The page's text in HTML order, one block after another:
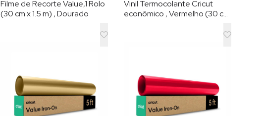
Filme de Recorte Value,1 Rolo
(30 cm x 1.5 m) , Dourado
Vinil Termocolante Cricut
econômico , Vermelho (30 cm